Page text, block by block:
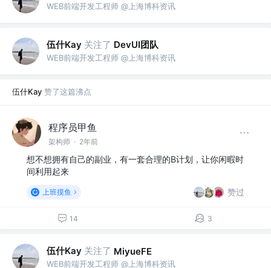
WEB前端开发工程师 @上海博科资讯
伍什Kay 关注了 DevUI团队
WEB前端开发工程师 @上海博科资讯
伍什Kay 赞了这篇沸点
程序员甲鱼
架构师 · 2年前
想不想拥有自己的副业，有一套合理的B计划，让你闲暇时
间利用起来
上班摸鱼 赞过
14 3
伍什Kay 关注了 MiyueFE
WEB前端开发工程师 @上海博科资讯